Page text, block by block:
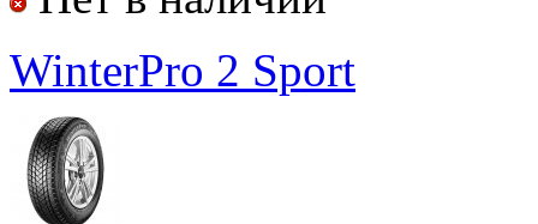
WinterPro 2 Sport